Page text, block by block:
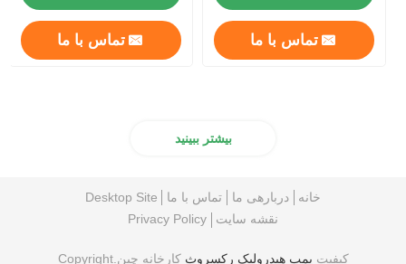
تماس با ما تماس با ما
بیشتر ببینید
خانه دربارهی ما تماس با ما
Desktop Site
نقشه سایت
Privacy Policy
کیفیت پمپ هیدرولیک رکسروث کارخانه چین.Copyright